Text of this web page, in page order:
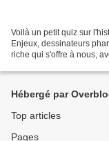
Voilà un petit quiz sur
Enjeux, dessinateurs
riche qui s'offre à nous,
Hébergé par
Top articles
Pages